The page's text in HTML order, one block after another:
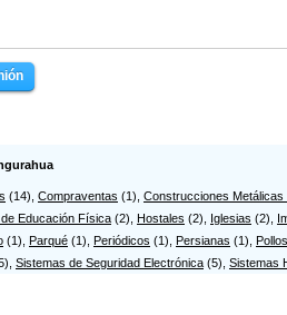
(14), Compraventas (1), Construcciones Metálicas
Educación Física (2), Hostales (2), Iglesias (2),
(1), Parqué (1), Periódicos (1), Persianas (1),
Sistemas de Seguridad Electrónica (5), Sistemas